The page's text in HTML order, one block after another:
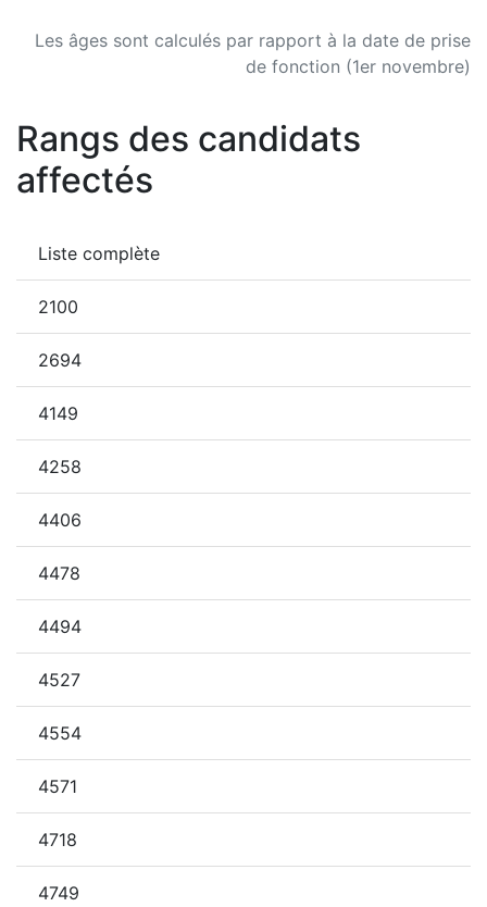
Les âges sont calculés par rapport à la date de prise
de fonction (1er novembre)
Rangs des candidats
affectés
Liste complète
2100
2694
4149
4258
4406
4478
4494
4527
4554
4571
4718
4749